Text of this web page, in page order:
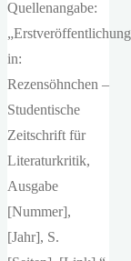
Quellenangabe:
„Erstveröffentlichung
in:
Rezensöhnchen –
Studentische
Zeitschrift für
Literaturkritik,
Ausgabe
[Nummer],
[Jahr], S.